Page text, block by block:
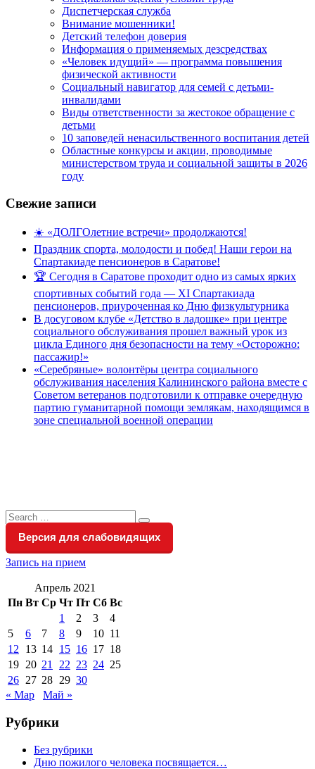
Диспетчерская служба
Внимание мошенники!
Детский телефон доверия
Информация о применяемых дезсредствах
«Человек идущий» — программа повышения
физической активности
Социальный навигатор для семей с детьми-
инвалидами
Виды ответственности за жестокое обращение с
детьми
10 заповедей ненасильственного воспитания детей
Областные конкурсы и акции, проводимые
министерством труда и социальной защиты в 2026
году
Свежие записи
☀️ «ДОЛГОлетние встречи» продолжаются!
Праздник спорта, молодости и побед! Наши герои на
Спартакиаде пенсионеров в Саратове!
🏆 Сегодня в Саратове проходит одно из самых ярких
спортивных событий года — XI Спартакиада
пенсионеров, приуроченная ко Дню физкультурника
В досуговом клубе «Детство в ладошке» при центре
социального обслуживания прошел важный урок из
цикла Единого дня безопасности на тему «Осторожно:
пассажир!»
«Серебряные» волонтёры центра социального
обслуживания населения Калининского района вместе с
Советом ветеранов подготовили к отправке очередную
партию гуманитарной помощи землякам, находящимся в
зоне специальной военной операции
Search
for:
Search
Версия для слабовидящих
Запись на прием
Апрель 2021
Пн Вт Ср Чт Пт Сб Вс
1
2 3
4
5
6 7 8 9 10 11
12
13 14 15 16 17 18
19 20 21 22 23 24 25
26 27 28 29 30
« Мар
Май »
Рубрики
Без рубрики
Дню пожилого человека посвящается…